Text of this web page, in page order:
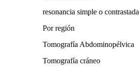
resonancia simple o contrastada
Por región
Tomografía Abdominopélvica
Tomografía cráneo